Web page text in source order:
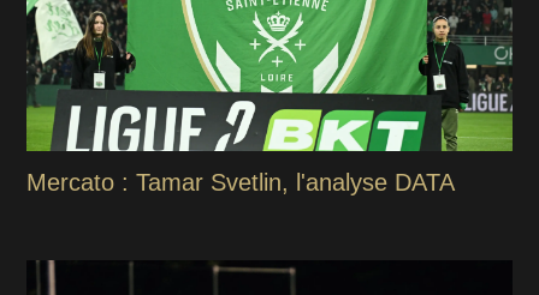
Mercato : Tamar Svetlin, l'analyse DATA